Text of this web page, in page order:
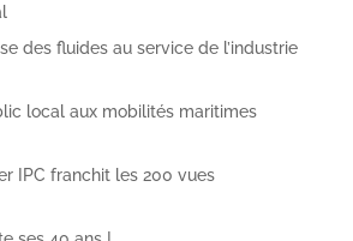
des fluides au service de l’industrie
local aux mobilités maritimes
IPC franchit les 200 vues